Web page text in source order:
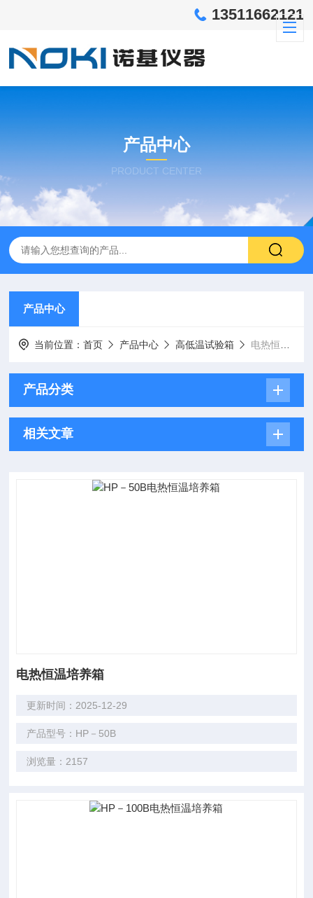
13511662121
产品中心
PRODUCT CENTER
产品中心
当前位置：首页 产品中心 高低温试验箱 电热恒温培养箱
产品分类
相关文章
电热恒温培养箱
更新时间：2025-12-29
产品型号：HP－50B
浏览量：2157